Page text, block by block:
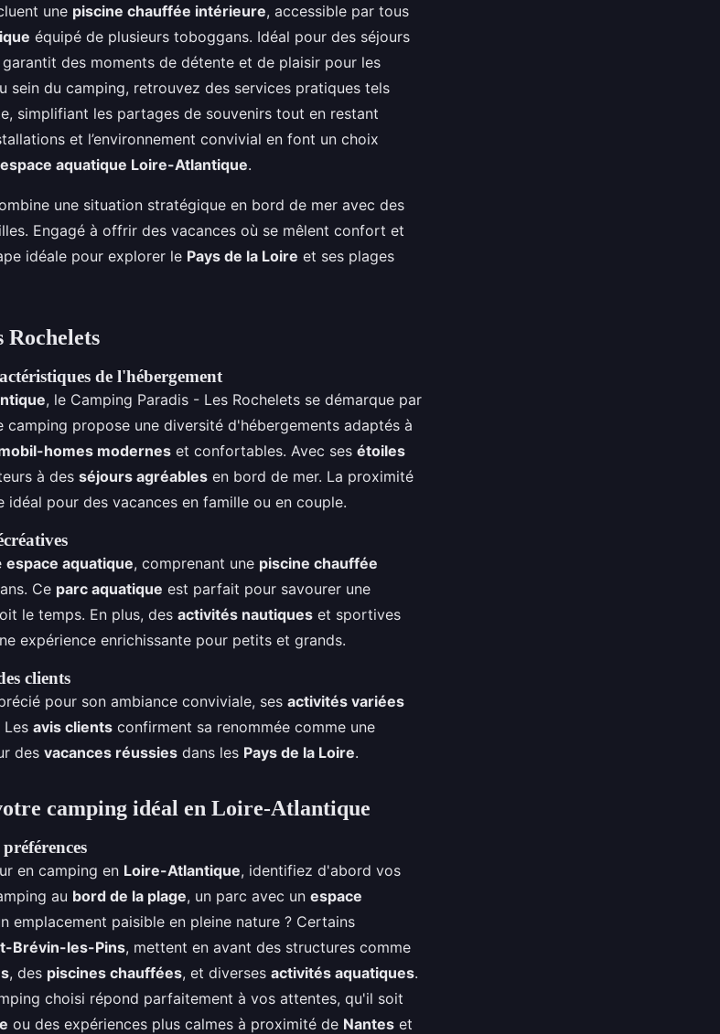
une piscine chauffée intérieure, accessible par tous
équipé de plusieurs toboggans. Idéal pour des séjours
des moments de détente et de plaisir pour les
sein du camping, retrouvez des services pratiques tels
simplifiant les partages de souvenirs tout en restant
et l’environnement convivial en font un choix
aquatique Loire-Atlantique.
une situation stratégique en bord de mer avec des
Engagé à offrir des vacances où se mêlent confort et
idéale pour explorer le Pays de la Loire et ses plages
Rochelets
de l'hébergement
, le Camping Paradis - Les Rochelets se démarque par
camping propose une diversité d'hébergements adaptés à
homes modernes et confortables. Avec ses étoiles
à des séjours agréables en bord de mer. La proximité
pour des vacances en famille ou en couple.
espace aquatique, comprenant une piscine chauffée
Ce parc aquatique est parfait pour savourer une
le temps. En plus, des activités nautiques et sportives
expérience enrichissante pour petits et grands.
clients
pour son ambiance conviviale, ses activités variées
Les avis clients confirment sa renommée comme une
des vacances réussies dans les Pays de la Loire.
camping idéal en Loire-Atlantique
en camping en Loire-Atlantique, identifiez d'abord vos
au bord de la plage, un parc avec un espace
emplacement paisible en pleine nature ? Certains
Brévin-les-Pins, mettent en avant des structures comme
, des piscines chauffées, et diverses activités aquatiques.
choisi répond parfaitement à vos attentes, qu'il soit
ou des expériences plus calmes à proximité de Nantes et